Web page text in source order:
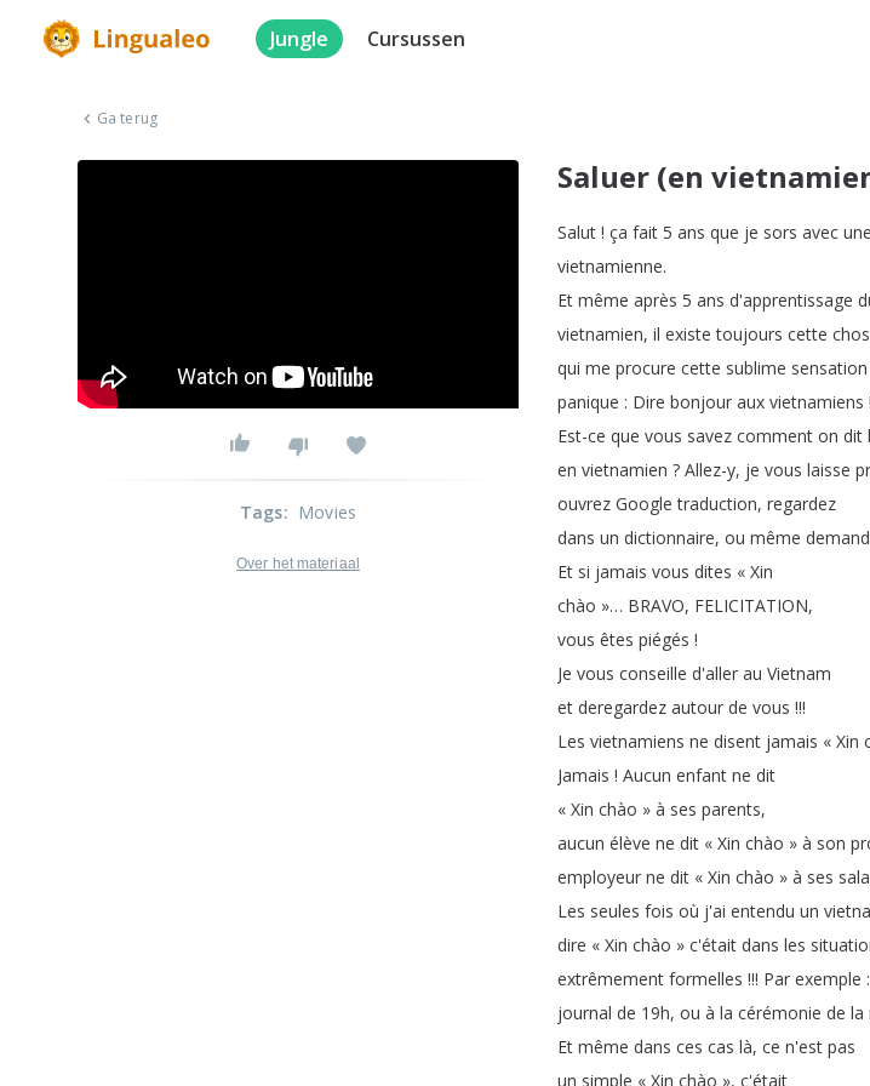
Jungle Cursussen
Ga terug
Saluer (en
Salut ! ça fait 5 ans que je sors avec une
vietnamienne.
Et même après 5 ans d'apprentissage
vietnamien, il existe toujours cette
qui me procure cette sublime sensation
panique : Dire bonjour aux vietnamiens !
Est-ce que vous savez comment on dit
en vietnamien ? Allez-y, je vous laisse
ouvrez Google traduction, regardez
dans un dictionnaire, ou même
Et si jamais vous dites « Xin
chào »… BRAVO, FELICITATION,
vous êtes piégés !
Je vous conseille d'aller au Vietnam
et deregardez autour de vous !!!
Les vietnamiens ne disent jamais « Xin
Jamais ! Aucun enfant ne dit
« Xin chào » à ses parents,
aucun élève ne dit « Xin chào » à son
employeur ne dit « Xin chào » à ses
Les seules fois où j'ai entendu un
dire « Xin chào » c'était dans les
extrêmement formelles !!! Par exemple :
journal de 19h, ou à la cérémonie de la
Et même dans ces cas là, ce n'est pas
un simple « Xin chào », c'était
Tags: Movies
Over het materiaal